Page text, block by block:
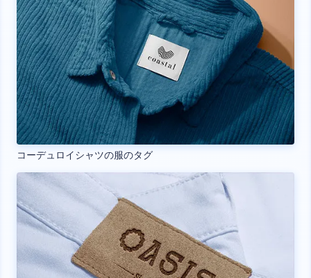
コーデュロイシャツの服のタグ